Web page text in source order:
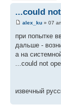
...could
alex_ku » 07
при попытке
дальше -
а на
...could not
извечный